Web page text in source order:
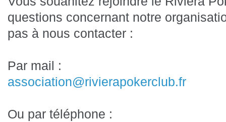
questions concernant notre
pas à nous contacter :
Par mail :
association@rivierapokerclub.fr
Ou par téléphone :